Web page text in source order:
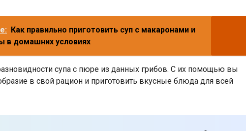
Как правильно приготовить суп с макаронами и
в домашних условиях
супа с пюре из данных грибов. С их помощью вы
в свой рацион и приготовить вкусные блюда для всей